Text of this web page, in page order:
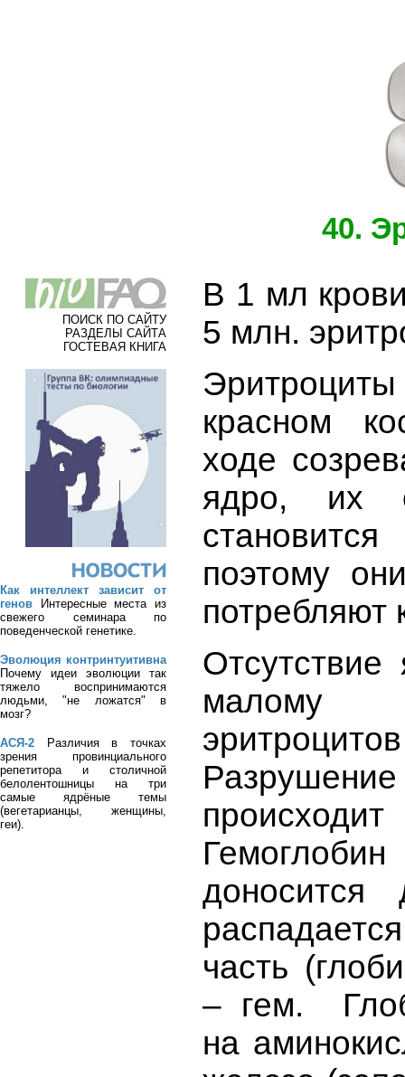
40.
ПОИСК ПО САЙТУ
РАЗДЕЛЫ САЙТА
ГОСТЕВАЯ КНИГА
Как интеллект зависит от
генов Интересные места из
свежего семинара по
поведенческой генетике.
Эволюция контринтуитивна
Почему идеи эволюции так
тяжело воспринимаются
людьми, "не ложатся" в
мозг?
АСЯ-2 Различия в точках
зрения провинциального
репетитора и столичной
белолентошницы на три
самые ядрёные темы
(вегетарианцы, женщины,
геи).
В 1 мл
5 млн.
красном
ходе
ядро, их
становится
поэтому
потребляют
малому
часть
– гем.
на